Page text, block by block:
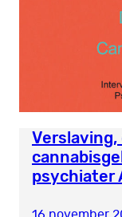
psychiater
16 november